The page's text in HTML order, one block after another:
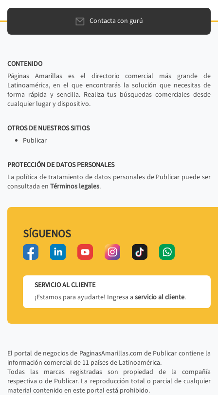
Contacta con gurú
CONTENIDO
Páginas Amarillas es el directorio comercial más grande de
Latinoamérica, en el que encontrarás la solución que necesitas de
forma rápida y sencilla. Realiza tus búsquedas comerciales desde
cualquier lugar y dispositivo.
OTROS DE NUESTROS SITIOS
Publicar
PROTECCIÓN DE DATOS PERSONALES
La política de tratamiento de datos personales de Publicar puede ser
consultada en Términos legales.
SÍGUENOS
SERVICIO AL CLIENTE
¡Estamos para ayudarte! Ingresa a servicio al cliente.
El portal de negocios de PaginasAmarillas.com de Publicar contiene la
información comercial de 11 países de Latinoamérica.
Todas las marcas registradas son propiedad de la compañía
respectiva o de Publicar. La reproducción total o parcial de cualquier
material contenido en este portal está prohibido.